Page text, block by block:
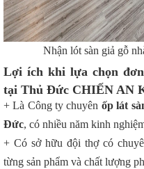
Nhận lót sàn giả gỗ
Lợi ích khi lựa chọn
tại Thủ Đức CHIẾN AN
+ Là Công ty chuyên ốp lát
Đức, có nhiều năm kinh
+ Có sở hữu đội thợ có
từng sản phẩm và chất lượng